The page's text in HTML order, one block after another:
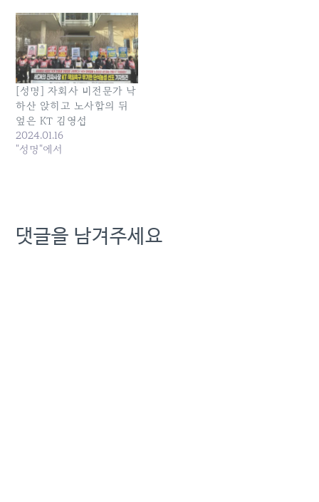
발행일: 2025-10-20
05:16:00
[성명] 자회사 비전문가 낙
하산 앉히고 노사합의 뒤
엎은 KT 김영섭
2024.01.16
"성명"에서
댓글을 남겨주세요